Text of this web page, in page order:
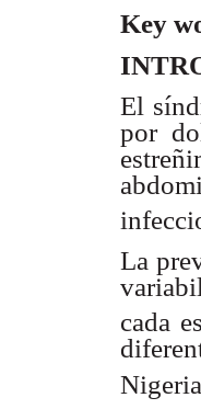
Key
El
por
La
cada
Nigeria